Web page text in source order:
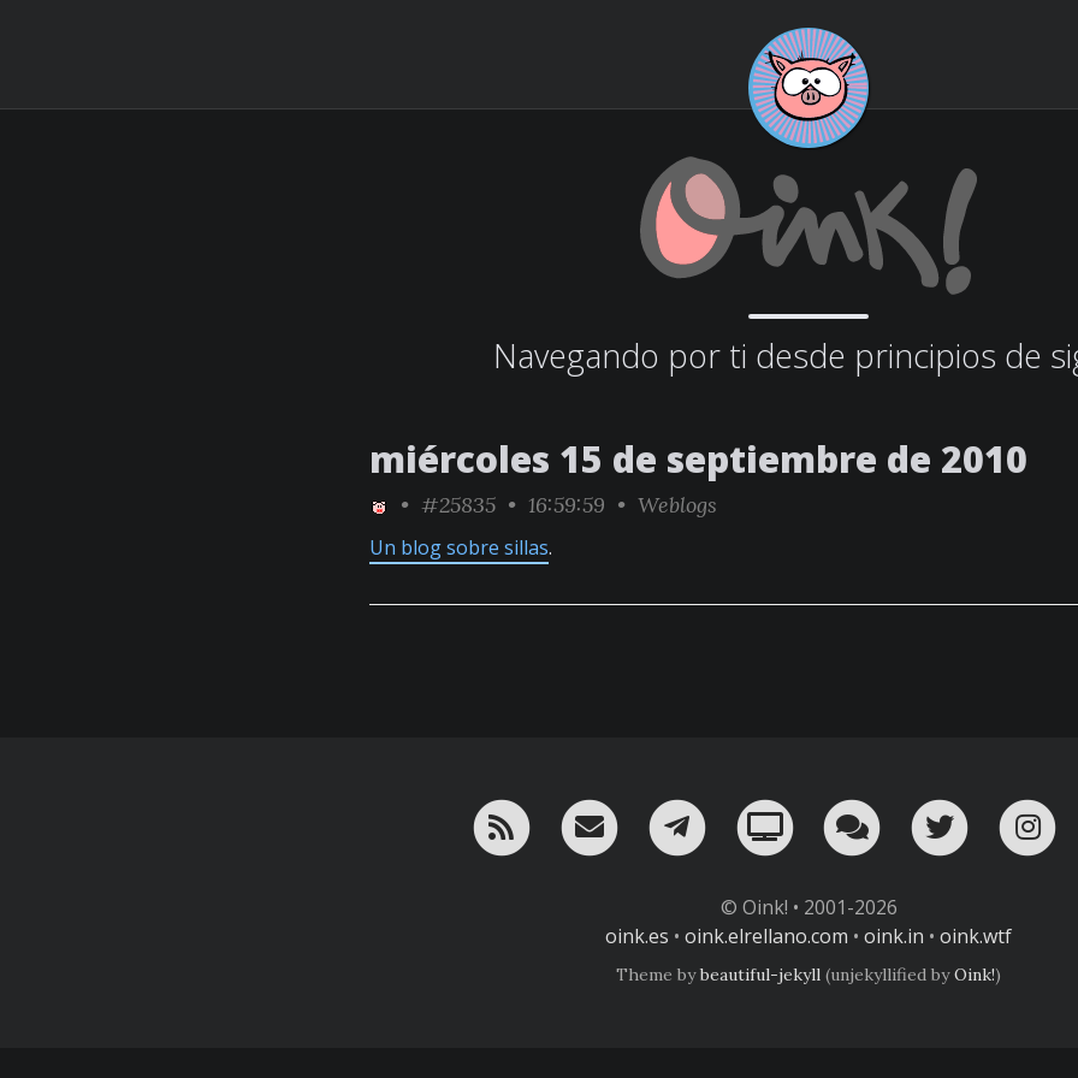
Navegando por ti desde principios de
miércoles 15 de septiembre de 2010
• #25835 • 16:59:59 • Weblogs
Un blog sobre sillas.
RSS ¡Mándame un email!
¡Nuestro canal en Telegram!
Oink! TV Charla conTwitter
© Oink! • 2001-2026
oink.es • oink.elrellano.com • oink.in • oink.wtf
Theme bybeautiful-jekyll (unjekyllified byOink!)